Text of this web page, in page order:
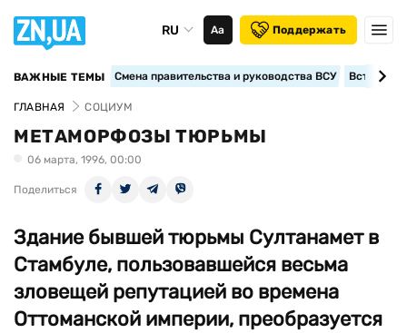
RU Аа Поддержать
ВАЖНЫЕ ТЕМЫ Смена правительства и руководства ВСУ
ГЛАВНАЯ СОЦИУМ
МЕТАМОРФОЗЫ ТЮРЬМЫ
06 марта, 1996, 00:00
Поделиться
Здание бывшей тюрьмы Султанамет в
Стамбуле, пользовавшейся весьма
зловещей репутацией во времена
Оттоманской империи, преобразуется